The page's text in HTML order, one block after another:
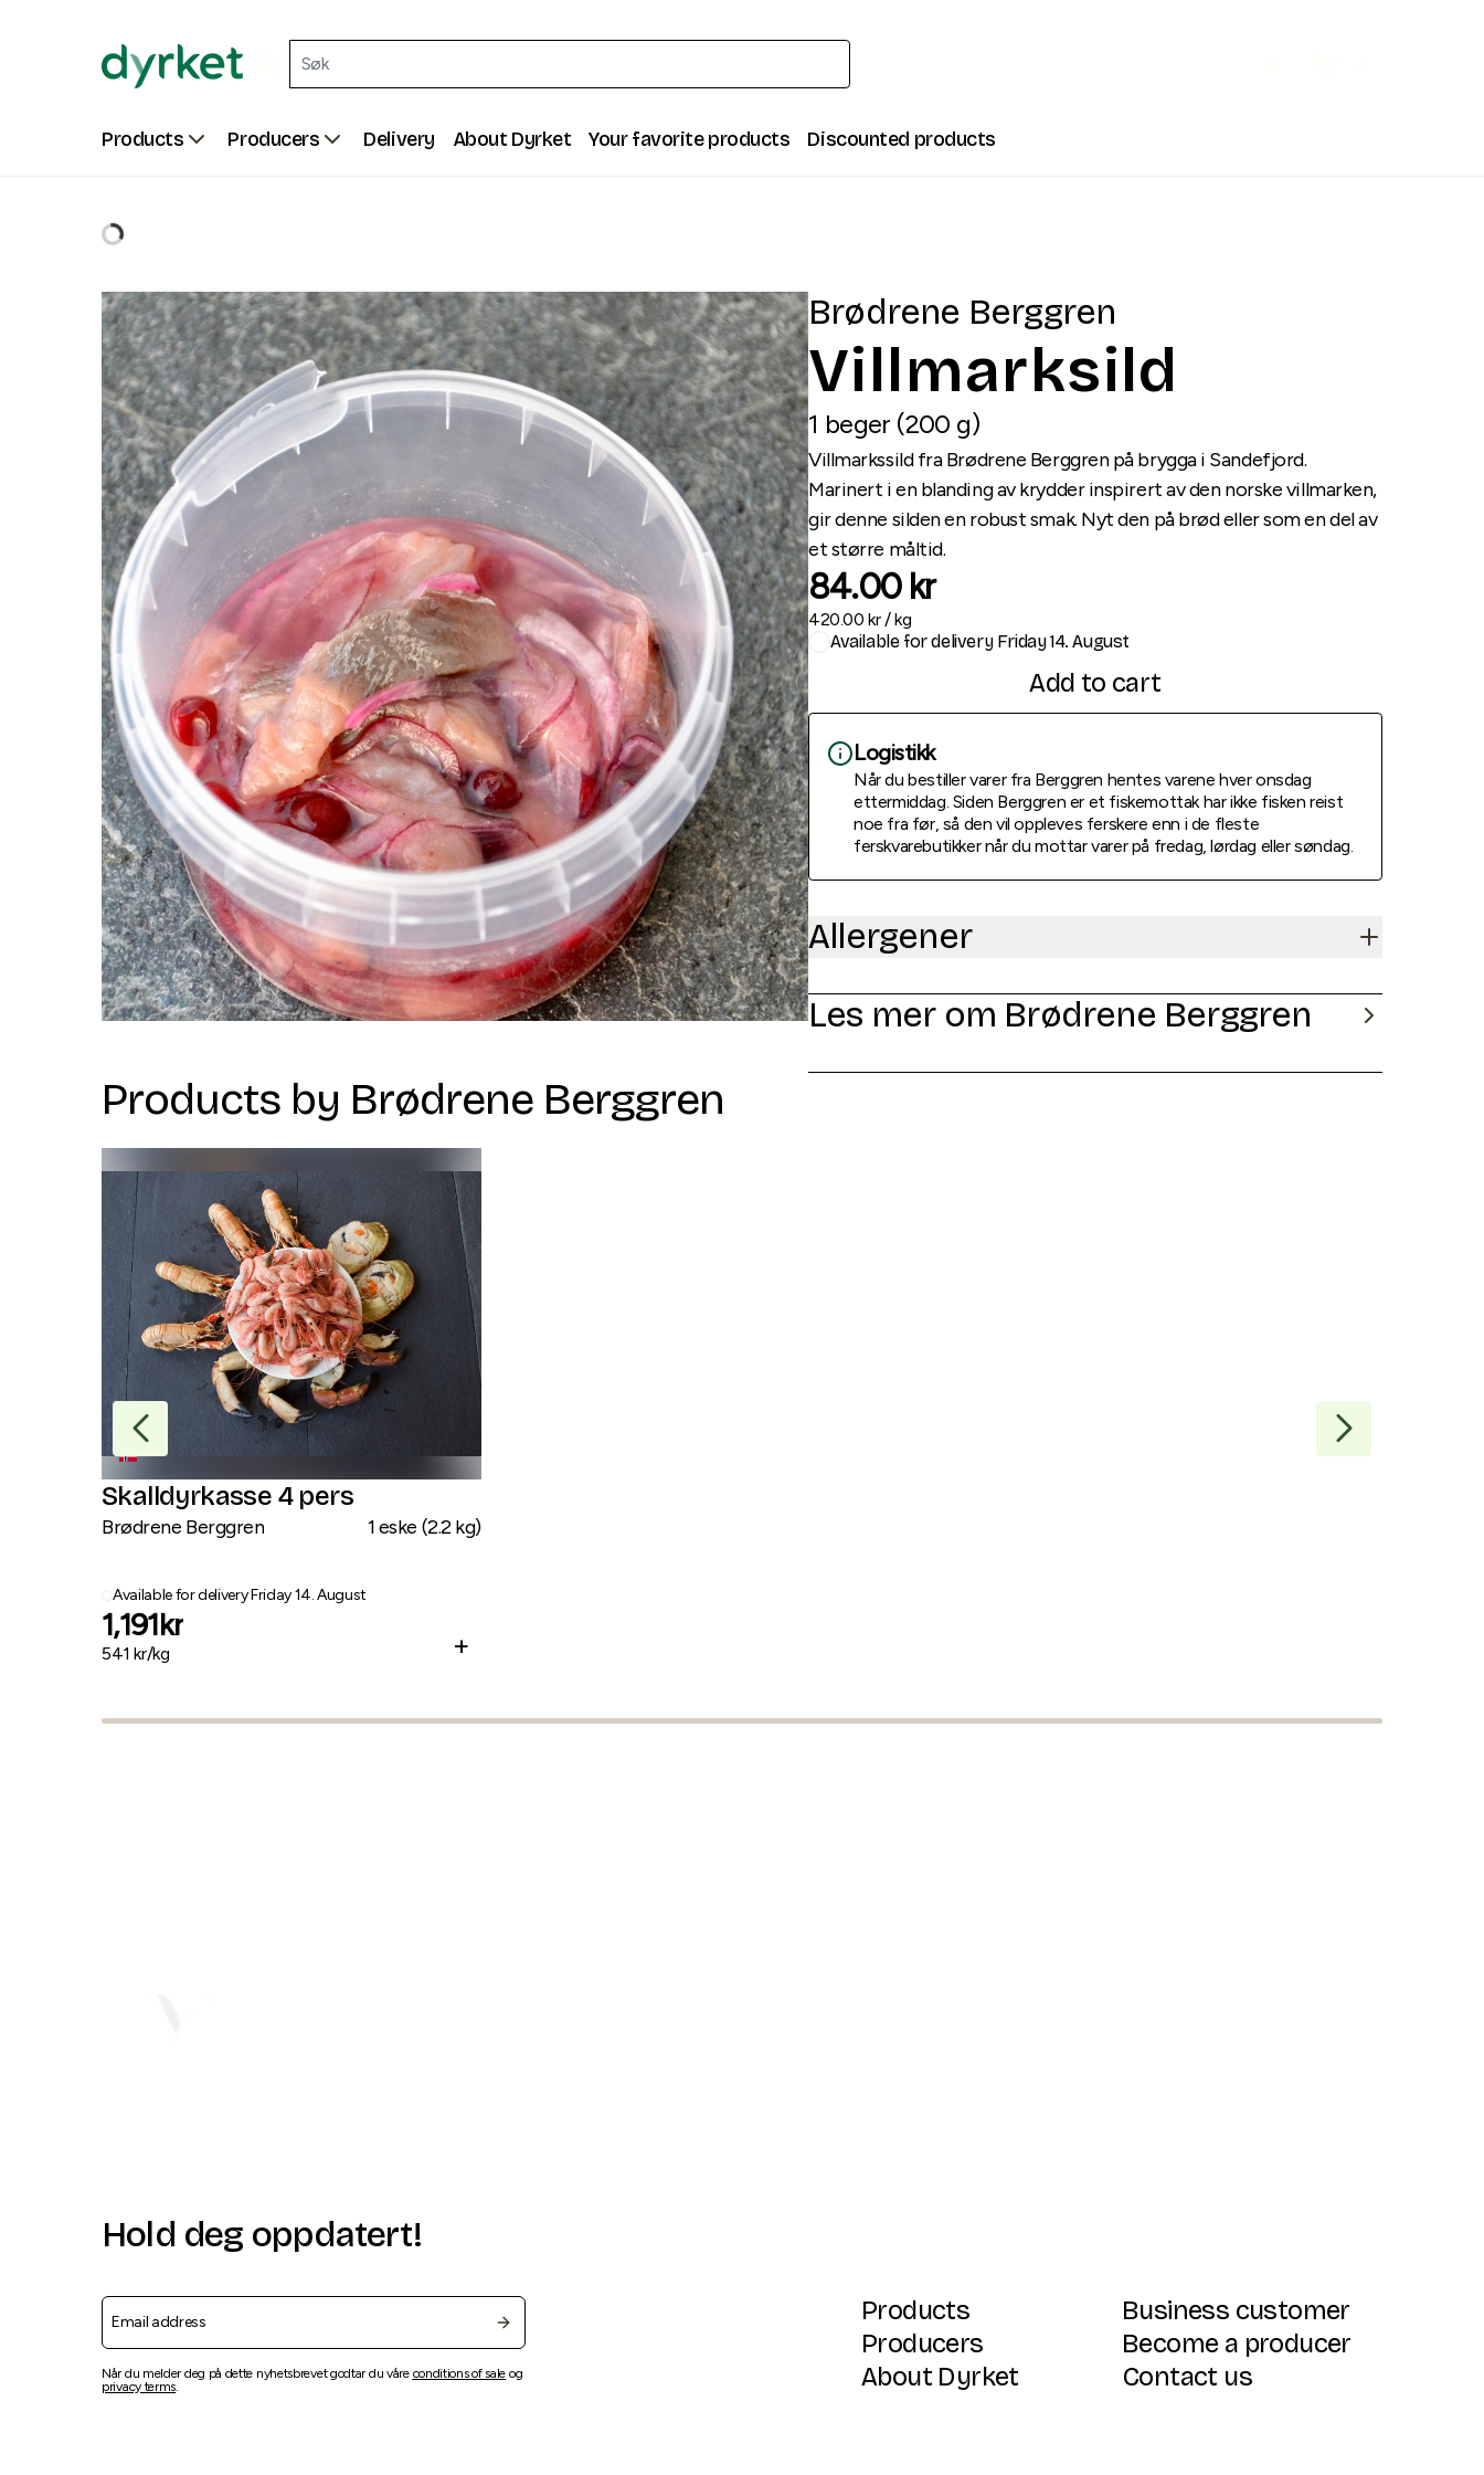
Products Producers Delivery About Dyrket Your favorite products Discounted products
Brødrene Berggren
Villmarksild
1 beger (200 g)
Villmarkssild fra Brødrene Berggren på brygga i Sandefjord.
Marinert i en blanding av krydder inspirert av den norske villmarken,
gir denne silden en robust smak. Nyt den på brød eller som en del av
et større måltid.
84.00 kr
420.00 kr /kg
Available for delivery Friday 14. August
Add to cart
Logistikk
Når du bestiller varer fra Berggren hentes varene hver onsdag
ettermiddag. Siden Berggren er et fiskemottak har ikke fisken reist
noe fra før, så den vil oppleves ferskere enn i de fleste
ferskvarebutikker når du mottar varer på fredag, lørdag eller søndag.
Allergener
Les mer om Brødrene Berggren
Products by Brødrene Berggren
Skalldyrkasse 4 pers
Brødrene Berggren 1eske (2.2kg)
Available for deliveryFriday 14. August
1,191kr
541 kr/kg +
Hold deg oppdatert!
Når du melder deg på dette nyhetsbrevet godtar du våre conditions of sale og
privacy terms.
Products
Producers
About Dyrket
Business customer
Become a producer
Contact us